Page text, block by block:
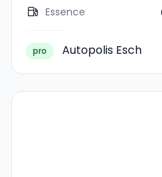
Essence
pro Autopolis Esch